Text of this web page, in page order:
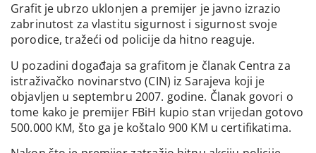
Grafit je ubrzo uklonjen a premijer je javno izrazio
zabrinutost za vlastitu sigurnost i sigurnost svoje
porodice, tražeći od policije da hitno reaguje.
U pozadini događaja sa grafitom je članak Centra za
istraživačko novinarstvo (CIN) iz Sarajeva koji je
objavljen u septembru 2007. godine. Članak govori o
tome kako je premijer FBiH kupio stan vrijedan gotovo
500.000 KM, što ga je koštalo 900 KM u certifikatima.